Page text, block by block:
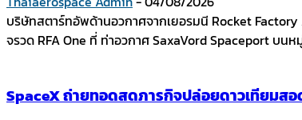
บริษัทสตาร์ทอัพด้านอวกาศจากเยอรมนี Rocket
จรวด RFA One ที่ ท่าอวกาศ SaxaVord Spaceport บน
SpaceX ถ่ายทอดสดภารกิจปล่อยดาวเทียมส